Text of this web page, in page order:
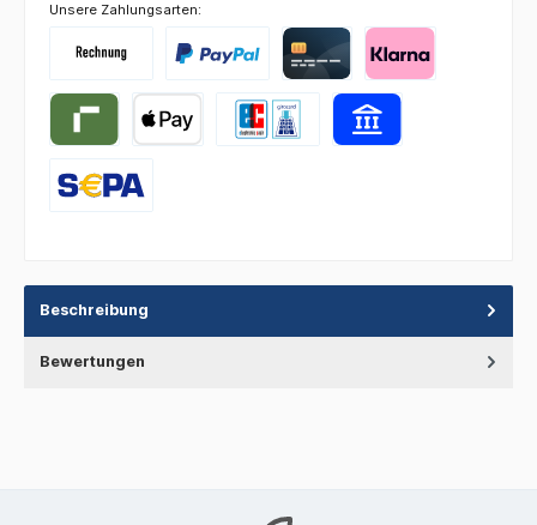
Unsere Zahlungsarten:
Beschreibung
Bewertungen